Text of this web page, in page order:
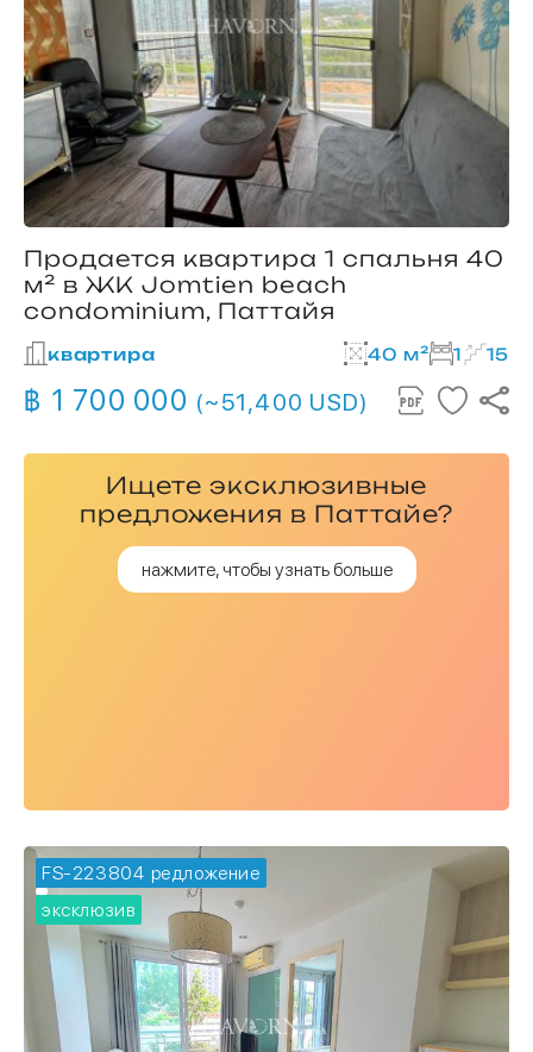
Продается квартира 1 спальня 40
м² в ЖК Jomtien beach
condominium, Паттайя
квартира 40 м² 1 15
฿ 1 700 000 (~51,400 USD)
Ищете эксклюзивные
предложения в Паттайе?
нажмите, чтобы узнать больше
FS-223804
🔥 горячее предложение
эксклюзив